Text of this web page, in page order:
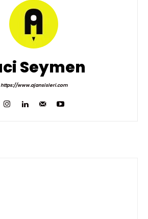
Seymen
https://www.ajansisleri.com